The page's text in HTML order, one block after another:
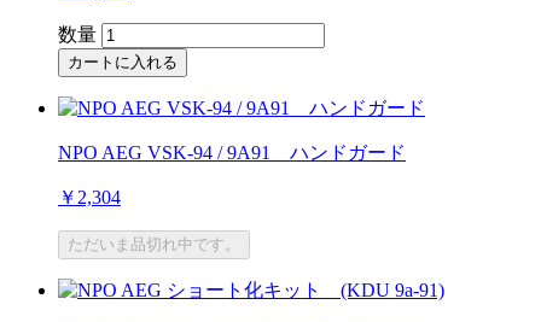
数量
カートに入れる
NPO AEG VSK-94 / 9A91 ハンドガード
￥2,304
ただいま品切れ中です。